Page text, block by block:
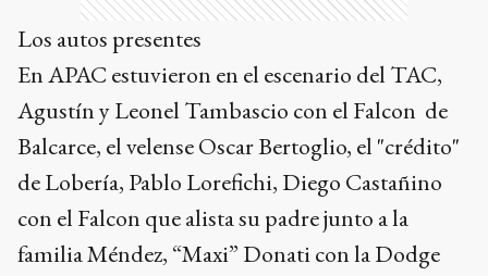
Los autos presentes
En APAC estuvieron en el escenario del TAC,
Agustín y Leonel Tambascio con el Falcon de
Balcarce, el velense Oscar Bertoglio, el "crédito"
de Lobería, Pablo Lorefichi, Diego Castañino
con el Falcon que alista su padre junto a la
familia Méndez, “Maxi” Donati con la Dodge